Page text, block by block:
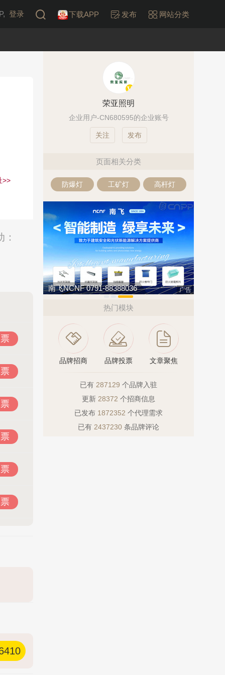
登录 下载APP 发布 网站分类
>>
荣亚照明
企业用户-CN680595的企业账号
发布
页面相关分类
防爆灯 工矿灯 高杆灯
汇迈HUIMAI 广告
热门模块
品牌招商 品牌投票 文章聚焦
已有 287129 个品牌入驻
更新 28372 个招商信息
已发布 1872352 个代理需求
已有 2437230 条品牌评论